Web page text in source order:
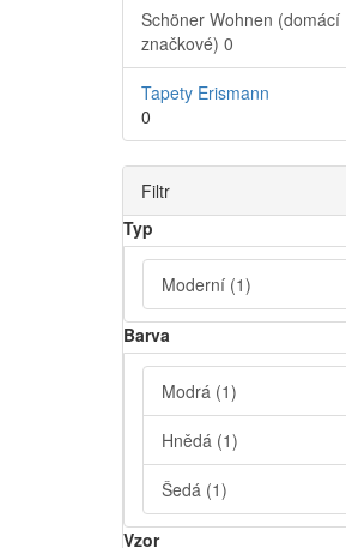
Schöner Wohnen (domácí
značkové) 0
Tapety Erismann
0
Filtr
Typ
Moderní (1)
Barva
Modrá (1)
Hnědá (1)
Šedá (1)
Vzor